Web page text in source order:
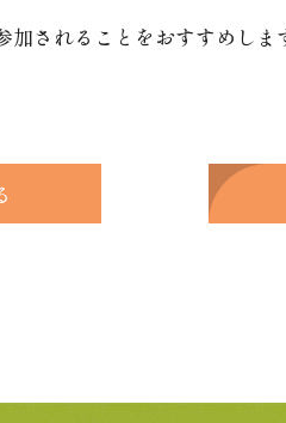
されることをおすすめしま